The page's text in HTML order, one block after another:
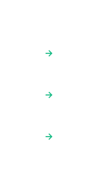
→
→
→